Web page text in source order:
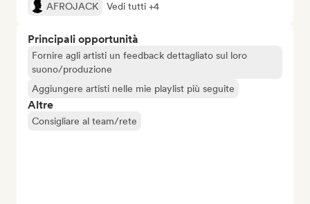
AFROJACK
Vedi tutti +4
Principali opportunità
Fornire agli artisti un feedback dettagliato sul loro
suono/produzione
Aggiungere artisti nelle mie playlist più seguite
Altre
Consigliare al team/rete